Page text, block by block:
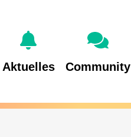
Aktuelles Community